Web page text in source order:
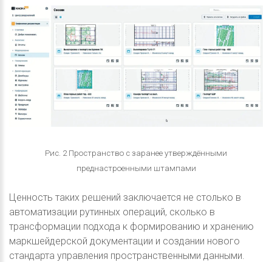
Рис. 2 Пространство с заранее утверждёнными
преднастроенными штампами
Ценность таких решений заключается не столько в
автоматизации рутинных операций, сколько в
трансформации подхода к формированию и хранению
маркшейдерской документации и создании нового
стандарта управления пространственными данными.